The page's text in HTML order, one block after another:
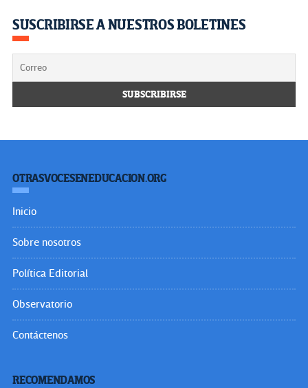
SUSCRIBIRSE A NUESTROS BOLETINES
OTRASVOCESENEDUCACION.ORG
Inicio
Sobre nosotros
Política Editorial
Observatorio
Contáctenos
RECOMENDAMOS